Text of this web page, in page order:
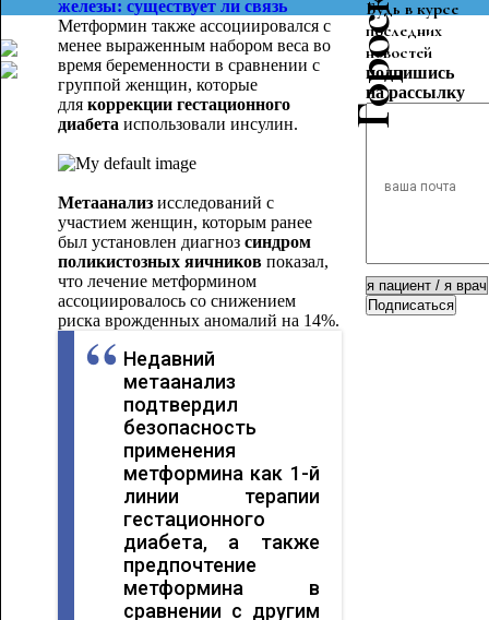
железы: существует ли связь
Метформин также ассоциировался с
менее выраженным набором веса во
время беременности в сравнении с
группой женщин, которые
для коррекции гестационного
диабета использовали инсулин.
Метаанализисследований с
участием женщин, которым ранее
был установлен диагноз синдром
поликистозных яичниковпоказал,
что лечение метформином
ассоциировалось со снижением
риска врожденных аномалий на 14%.
Недавний
метаанализ
подтвердил
безопасность
применения
метформина как 1-й
линии терапии
гестационного
диабета, а также
предпочтение
метформина в
сравнении с другим
Будь в курсе
последних
новостей
подпишись
на рассылку
Подписаться